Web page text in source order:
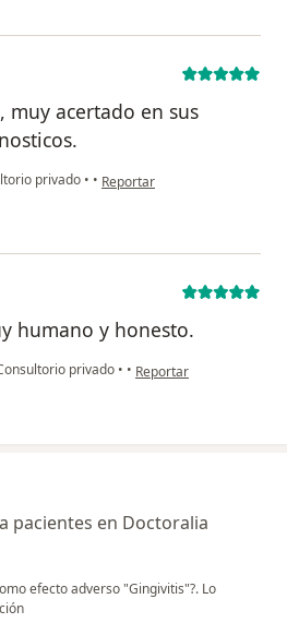
muy acertado en sus
privado • • en opinión del usuario usuario
Reportar
humano y honesto.
privado • • en opinión del usuario
Reportar
pacientes en Doctoralia
efecto adverso "Gingivitis"?. Lo